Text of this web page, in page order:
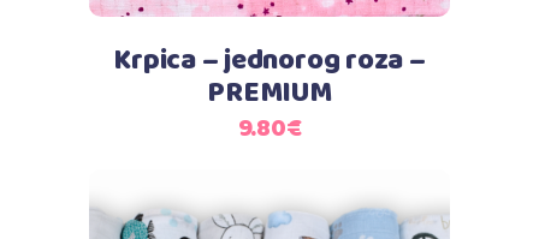
Krpica – jednorog roza –
PREMIUM
9.80€